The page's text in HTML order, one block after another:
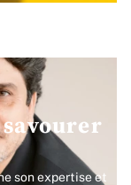
son expertise et